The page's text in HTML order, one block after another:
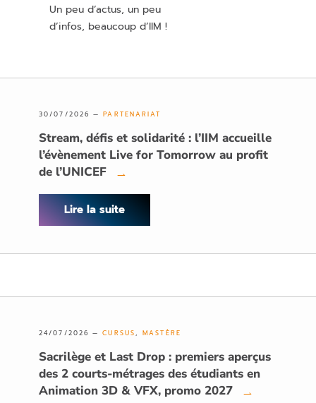
Un peu d’actus, un peu
d’infos, beaucoup d’IIM !
30/07/2026 —PARTENARIAT
Stream, défis et solidarité : l’IIM accueille
l’évènement Live for Tomorrow au profit
de l’UNICEF
→
Lire la suite
24/07/2026 —CURSUS,MASTÈRE
Sacrilège et Last Drop : premiers aperçus
des 2 courts-métrages des étudiants en
Animation 3D & VFX, promo 2027
→